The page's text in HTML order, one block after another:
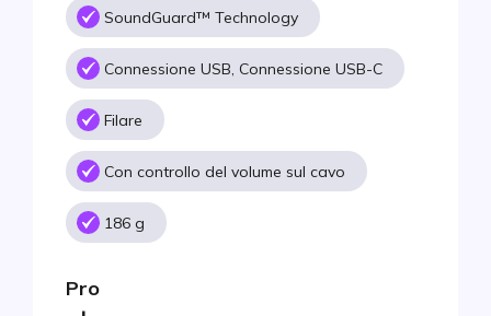
SoundGuard™ Technology
Connessione USB, Connessione USB-C
Filare
Con controllo del volume sul cavo
186 g
Pro